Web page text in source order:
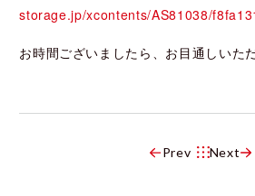
storage.jp/xcontents/AS81038/
お時間ございましたら、お目通しいた
Prev Next